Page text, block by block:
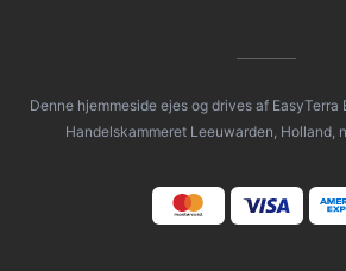
Denne hjemmeside ejes og drives af EasyTerra
Handelskammeret Leeuwarden, Holland,